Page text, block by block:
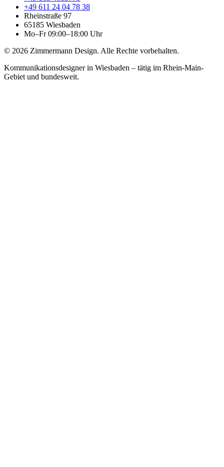
+49 611 24 04 78 38
Rheinstraße 97
65185 Wiesbaden
Mo–Fr 09:00–18:00 Uhr
© 2026 Zimmermann Design. Alle Rechte vorbehalten.
Kommunikationsdesigner in Wiesbaden – tätig im Rhein-Main-
Gebiet und bundesweit.